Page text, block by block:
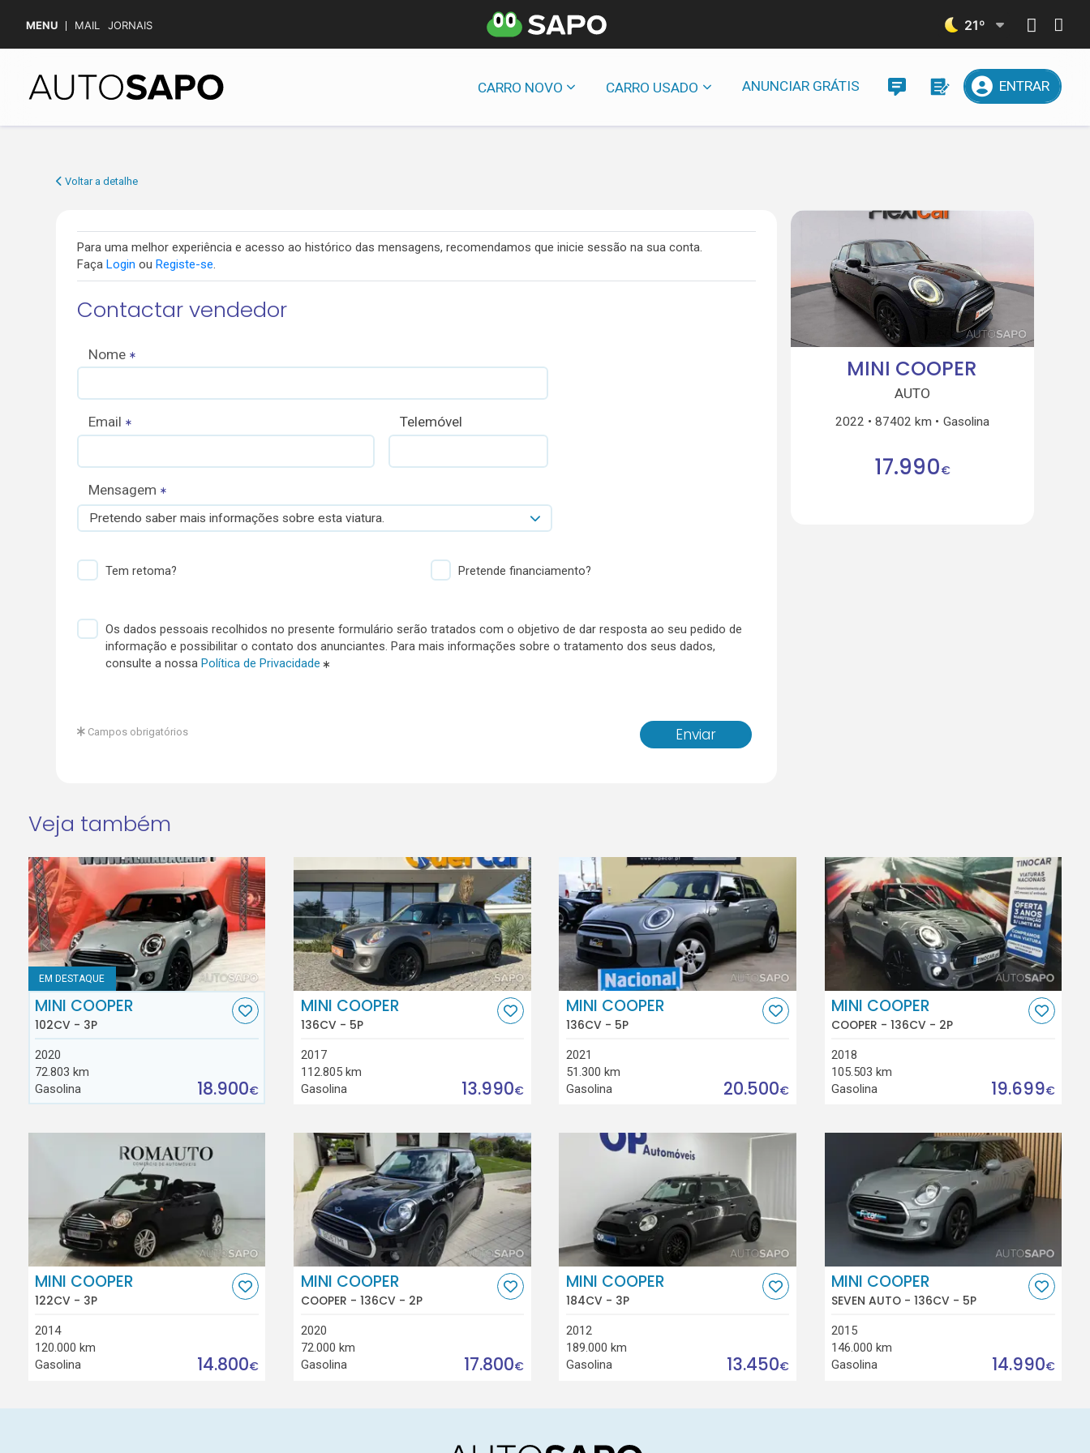
MENU MAIL JORNAIS 21º
CARRO NOVO CARRO USADO ANUNCIAR GRÁTIS ENTRAR
Voltar a detalhe
Para uma melhor experiência e acesso ao histórico das mensagens, recomendamos que inicie sessão na sua conta.
Faça Login ou Registe-se.
Contactar vendedor
Nome
Email Telemóvel
Mensagem
Pretendo saber mais informações sobre esta viatura.
Tem retoma? Pretende financiamento?
Os dados pessoais recolhidos no presente formulário serão tratados com o objetivo de dar resposta ao seu pedido de
informação e possibilitar o contato dos anunciantes. Para mais informações sobre o tratamento dos seus dados,
consulte a nossa Política de Privacidade
Enviar
Campos obrigatórios
MINI COOPER
AUTO
2022 87402 km Gasolina
17.990€
Veja também
EM DESTAQUE
MINI COOPER
102CV - 3P
2020
72.803 km
Gasolina
18.900€
MINI COOPER
136CV - 5P
2017
112.805 km
Gasolina
13.990€
MINI COOPER
136CV - 5P
2021
51.300 km
Gasolina
20.500€
MINI COOPER
COOPER - 136CV - 2P
2018
105.503 km
Gasolina
19.699€
MINI COOPER
122CV - 3P
2014
120.000 km
Gasolina
14.800€
MINI COOPER
COOPER - 136CV - 2P
2020
72.000 km
Gasolina
17.800€
MINI COOPER
184CV - 3P
2012
189.000 km
Gasolina
13.450€
MINI COOPER
SEVEN AUTO - 136CV - 5P
2015
146.000 km
Gasolina
14.990€